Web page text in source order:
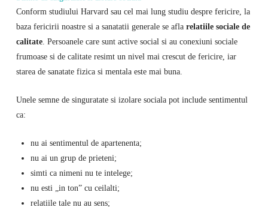
Conform studiului Harvard sau cel mai lung studiu despre fericire, la
baza fericirii noastre si a sanatatii generale se afla relatiile sociale de
calitate. Persoanele care sunt active social si au conexiuni sociale
frumoase si de calitate resimt un nivel mai crescut de fericire, iar
starea de sanatate fizica si mentala este mai buna.
Unele semne de singuratate si izolare sociala pot include sentimentul
ca:
nu ai sentimentul de apartenenta;
nu ai un grup de prieteni;
simti ca nimeni nu te intelege;
nu esti „in ton” cu ceilalti;
relatiile tale nu au sens;